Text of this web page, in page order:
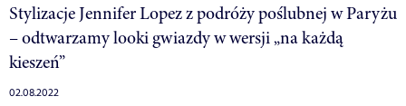
Stylizacje Jennifer Lopez z podróży poślubnej w Paryżu
– odtwarzamy looki gwiazdy w wersji „na każdą
kieszeń”
02.08.2022